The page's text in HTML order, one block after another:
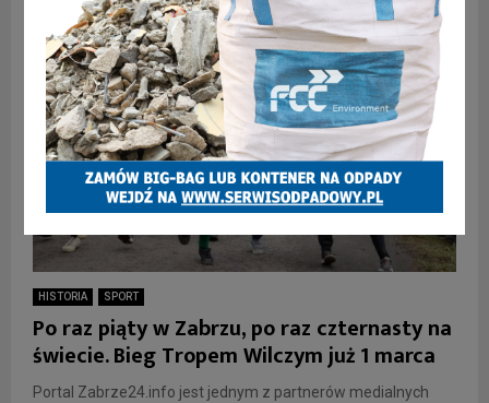
HISTORIA SPORT
Po raz piąty w Zabrzu, po raz czternasty na
świecie. Bieg Tropem Wilczym już 1 marca
Portal Zabrze24.info jest jednym z partnerów medialnych